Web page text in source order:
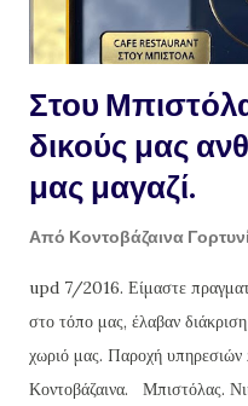
Στου
δικούς μας
μας μαγαζί.
Από Κοντοβάζαινα
upd 7/2016. Είμαστε
στο τόπο μας, έλαβαν
χωριό μας. Παροχή υπηρεσιών
Κοντοβάζαινα. Μπιστόλας.